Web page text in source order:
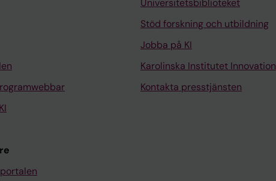
Universitetsbiblioteket
Stöd forskning och utbildning
Jobba på KI
Karolinska Institutet Innovation
Kontakta presstjänsten